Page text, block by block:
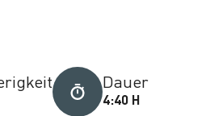
Dauer
4:40 H